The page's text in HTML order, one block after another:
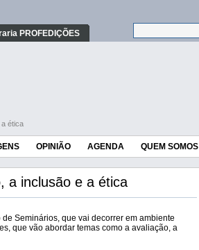
PROFEDIÇÕES
ética
OPINIÃO AGENDA QUEM SOMOS
a inclusão e a ética
Seminários, que vai decorrer em ambiente
que vão abordar temas como a avaliação, a